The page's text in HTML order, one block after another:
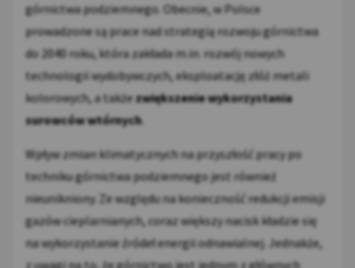
górnictwa podziemnego. Obecnie, w Polsce
prowadzone są prace nad strategią rozwoju górnictwa
do 2040 roku, która zakłada m.in. rozwój nowych
technologii wydobywczych, eksploatację złóż metali
kolorowych, a takżezwiększenie wykorzystania
surowców wtórnych.
Wpływ zmian klimatycznych na przyszłość pracy po
techniku górnictwa podziemnego jest również
nieunikniony. Ze względu na konieczność redukcji emisji
gazów cieplarnianych, coraz większy nacisk kładzie się
na wykorzystanie źródeł energii odnawialnej. Jednakże,
z uwagi na to, że górnictwo jest jednym z głównych